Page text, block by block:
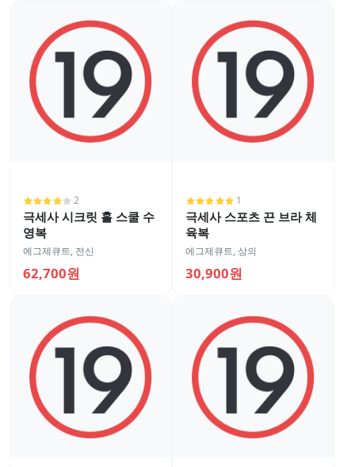
2
극세사 시크릿 홀 스쿨 수
영복
에그제큐트, 전신
62,700원
1
극세사 스포츠 끈 브라 체
육복
에그제큐트,상의
30,900원